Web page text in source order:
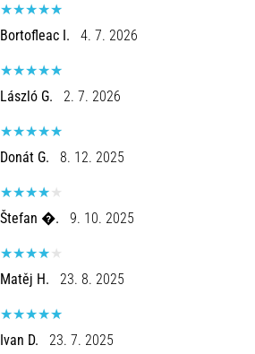
und
Beep-
Was
steckt
der
Praxis
der
Shuttle-
Schnelligkeit,
Agilität
und
Richtungswechsel.
Bortofleac I. 4. 7. 2026
László G. 2. 7. 2026
Donát G. 8. 12. 2025
Štefan �. 9. 10. 2025
Matěj H. 23. 8. 2025
Ivan D. 23. 7. 2025